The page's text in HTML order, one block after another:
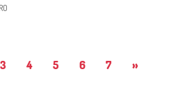
3 4 5 6 7 »